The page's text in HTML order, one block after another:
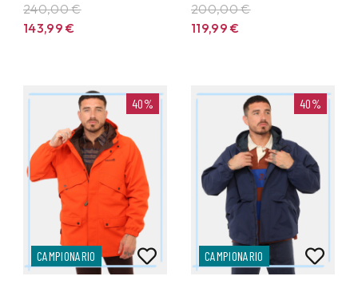
240,00 €
143,99€
200,00 €
119,99€
40%
CAMPIONARIO
40%
CAMPIONARIO